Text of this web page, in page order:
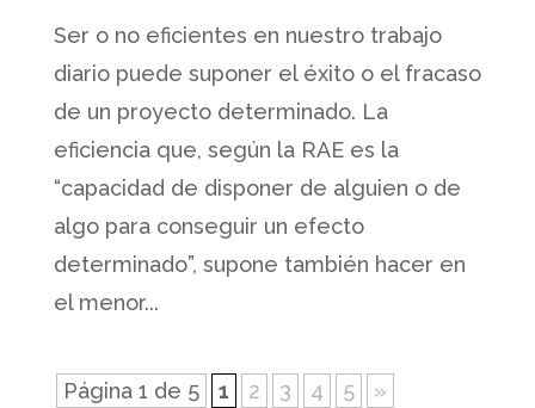
Ser o no eficientes en nuestro trabajo
diario puede suponer el éxito o el fracaso
de un proyecto determinado. La
eficiencia que, según la RAE es la
“capacidad de disponer de alguien o de
algo para conseguir un efecto
determinado”, supone también hacer en
el menor...
Página 1 de 5 1 2 3 4 5 »